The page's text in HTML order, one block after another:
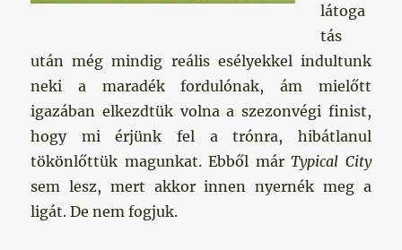
látoga
tás
után még mindig reális esélyekkel indultunk
neki a maradék fordulónak, ám mielőtt
igazában elkezdtük volna a szezonvégi finist,
hogy mi érjünk fel a trónra, hibátlanul
tökönlőttük magunkat. Ebből márTypical City
sem lesz, mert akkor innen nyernék meg a
ligát. De nem fogjuk.